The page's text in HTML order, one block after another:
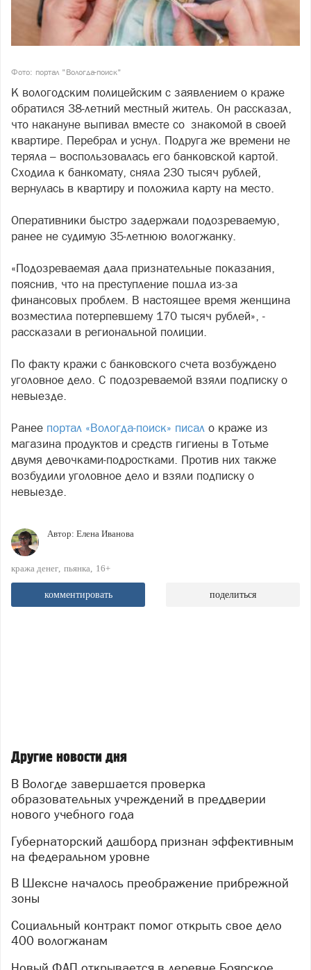
Фото: портал "Вологда-поиск"
К вологодским полицейским с заявлением о краже
обратился 38-летний местный житель. Он рассказал,
что накануне выпивал вместе со знакомой в своей
квартире. Перебрал и уснул. Подруга же времени не
теряла – воспользовалась его банковской картой.
Сходила к банкомату, сняла 230 тысяч рублей,
вернулась в квартиру и положила карту на место.
Оперативники быстро задержали подозреваемую,
ранее не судимую 35-летнюю вологжанку.
«Подозреваемая дала признательные показания,
пояснив, что на преступление пошла из-за
финансовых проблем. В настоящее время женщина
возместила потерпевшему 170 тысяч рублей», -
рассказали в региональной полиции.
По факту кражи с банковского счета возбуждено
уголовное дело. С подозреваемой взяли подписку о
невыезде.
Ранее портал «Вологда-поиск» писал о краже из
магазина продуктов и средств гигиены в Тотьме
двумя девочками-подростками. Против них также
возбудили уголовное дело и взяли подписку о
невыезде.
Автор: Елена Иванова
кража денег пьянка 16+
комментировать поделиться
Другие новости дня
В Вологде завершается проверка
образовательных учреждений в преддверии
нового учебного года
Губернаторский дашборд признан эффективным
на федеральном уровне
В Шексне началось преображение прибрежной
зоны
Социальный контракт помог открыть свое дело
400 вологжанам